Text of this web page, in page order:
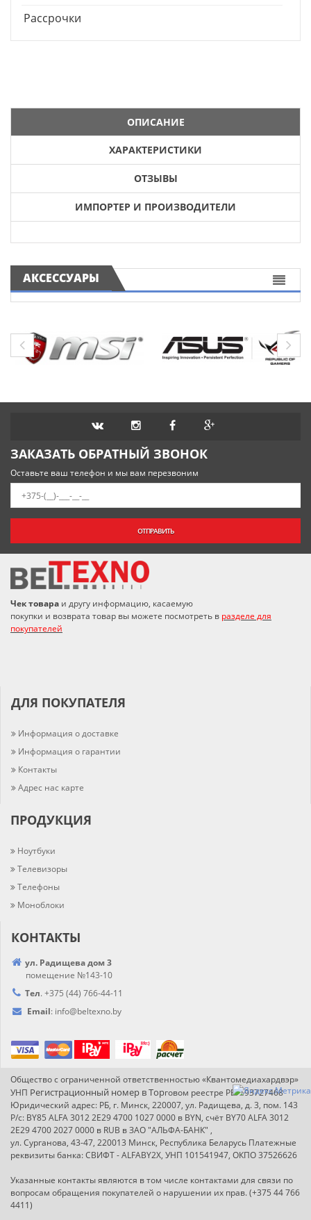
Рассрочки
ОПИСАНИЕ
ХАРАКТЕРИСТИКИ
ОТЗЫВЫ
ИМПОРТЕР И ПРОИЗВОДИТЕЛИ
АКСЕССУАРЫ
ЗАКАЗАТЬ ОБРАТНЫЙ ЗВОНОК
Оставьте ваш телефон и мы вам перезвоним
ОТПРАВИТЬ
Чек товара и другу информацию, касаемую
покупки и возврата товар вы можете посмотреть в разделе для
покупателей
ДЛЯ ПОКУПАТЕЛЯ
Информация о доставке
Информация о гарантии
Контакты
Адрес нас карте
ПРОДУКЦИЯ
Ноутбуки
Телевизоры
Телефоны
Моноблоки
КОНТАКТЫ
ул. Радищева дом 3
помещение №143-10
Тел. +375 (44) 766-44-11
Email: info@beltexno.by
Общество с ограниченной ответственностью «Квантомедиахардвэр»
УНП Регистрационный номер в Торговом реестре РБ: 193727468
Юридический адрес: РБ, г. Минск, 220007, ул. Радищева, д. 3, пом. 143
Р/с: BY85 ALFA 3012 2E29 4700 1027 0000 в BYN, счёт BY70 ALFA 3012
2E29 4700 2027 0000 в RUB в ЗАО "АЛЬФА-БАНК" ,
ул. Сурганова, 43-47, 220013 Минск, Республика Беларусь Платежные
реквизиты банка: СВИФТ - ALFABY2X, УНП 101541947, ОКПО 37526626
Указанные контакты являются в том числе контактами для связи по
вопросам обращения покупателей о нарушении их прав. (+375 44 766
4411)